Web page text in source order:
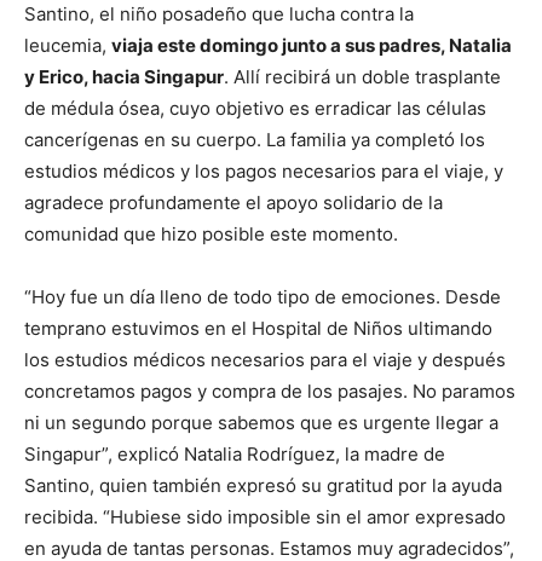
Santino, el niño posadeño que lucha contra la
leucemia, viaja este domingo junto a sus padres, Natalia
y Erico, hacia Singapur. Allí recibirá un doble trasplante
de médula ósea, cuyo objetivo es erradicar las células
cancerígenas en su cuerpo. La familia ya completó los
estudios médicos y los pagos necesarios para el viaje, y
agradece profundamente el apoyo solidario de la
comunidad que hizo posible este momento.
“Hoy fue un día lleno de todo tipo de emociones. Desde
temprano estuvimos en el Hospital de Niños ultimando
los estudios médicos necesarios para el viaje y después
concretamos pagos y compra de los pasajes. No paramos
ni un segundo porque sabemos que es urgente llegar a
Singapur”, explicó Natalia Rodríguez, la madre de
Santino, quien también expresó su gratitud por la ayuda
recibida. “Hubiese sido imposible sin el amor expresado
en ayuda de tantas personas. Estamos muy agradecidos”,